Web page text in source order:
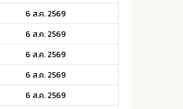
6 ส.ค. 2569
6 ส.ค. 2569
6 ส.ค. 2569
6 ส.ค. 2569
6 ส.ค. 2569